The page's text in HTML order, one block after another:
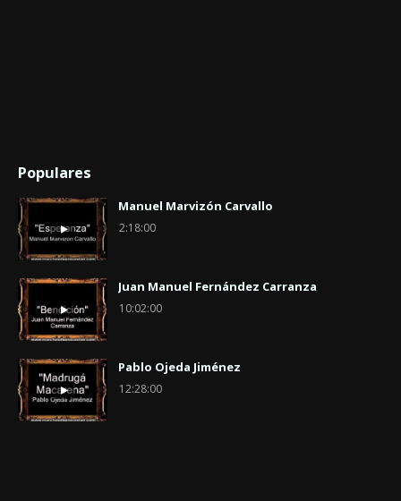
Populares
Manuel Marvizón Carvallo
2:18:00
Juan Manuel Fernández Carranza
10:02:00
Pablo Ojeda Jiménez
12:28:00